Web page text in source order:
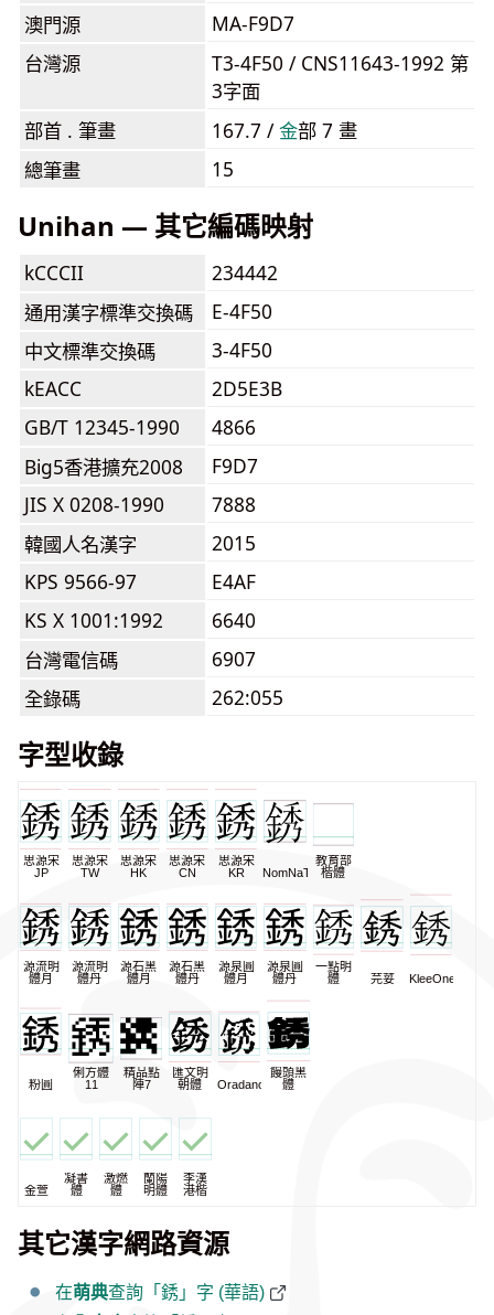
澳門源
MA-F9D7
台灣源
T3-4F50 / CNS11643-1992 第
3字面
部首 . 筆畫
167.7 /⾦部 7 畫
總筆畫
15
Unihan — 其它編碼映射
kCCCII
234442
通用漢字標準交換碼
E-4F50
中文標準交換碼
3-4F50
kEACC
2D5E3B
GB/T 12345-1990
4866
Big5香港擴充2008
F9D7
JIS X 0208-1990
7888
韓國人名漢字
2015
KPS 9566-97
E4AF
KS X 1001:1992
6640
台灣電信碼
6907
全錄碼
262:055
字型收錄
思源宋
JP
思源宋
TW
思源宋
HK
思源宋
CN
思源宋
KR
NomNaTong
教育部
楷體
源流明
體月
源流明
體丹
源石黑
體月
源石黑
體丹
源泉圓
體月
源泉圓
體丹
一點明
體
芫荽 KleeOne
粉圓
俐方體
11
精品點
陣7
匯文明
朝體
Oradano
饅頭黑
體
金萱
凝書
體
激燃
體
蘭陽
明體
李漢
港楷
其它漢字網路資源
在萌典查詢「銹」字 (華語)